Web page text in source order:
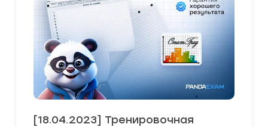
[18.04.2023] Тренировочная